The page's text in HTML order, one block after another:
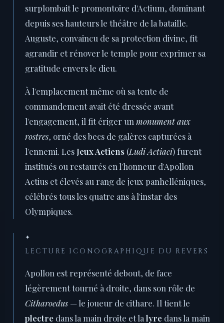
surplombait le promontoire d'Actium, dominant
depuis ses hauteurs le théâtre de la bataille.
Auguste, convaincu de sa protection divine, fit
agrandir et rénover le temple pour exprimer sa
gratitude envers le dieu.
À l'emplacement même où sa tente de
commandement avait été dressée avant
l'engagement, il fit ériger un monument aux
rostres, orné des becs de galères capturées à
l'ennemi. Les Jeux Actiens (Ludi Actiaci) furent
institués ou restaurés en l'honneur d'Apollon
Actius et élevés au rang de jeux panhelléniques,
célébrés tous les quatre ans à l'instar des
Olympiques.
✦
LECTURE ICONOGRAPHIQUE DU REVERS
Apollon est représenté debout, de face
légèrement tourné à droite, dans son rôle de
Citharoedus — le joueur de cithare. Il tient le
plectre dans la main droite et la lyre dans la main